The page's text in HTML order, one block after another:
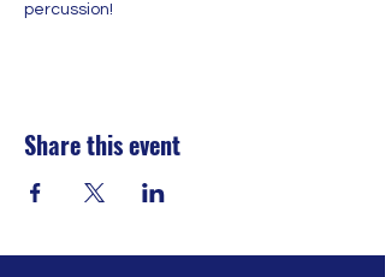
percussion!
Share this event